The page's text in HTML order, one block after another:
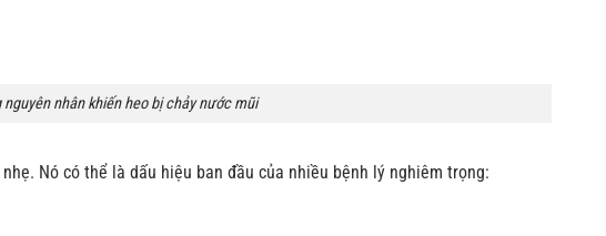
nguyên nhân khiến heo bị chảy nước mũi
Nó có thể là dấu hiệu ban đầu của nhiều bệnh lý nghiêm trọng: